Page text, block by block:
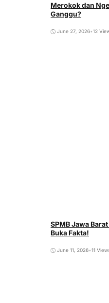
Merokok dan
Ganggu?
June 27, 2026•12
SPMB Jawa
Buka Fakta!
June 11, 2026•11